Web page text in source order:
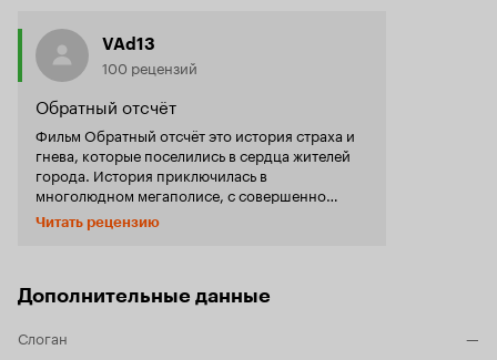
VAd13
100 рецензий
Обратный отсчёт
Фильм Обратный отсчёт это история страха и
гнева, которые поселились в сердца жителей
города. История приключилась в
многолюдном мегаполисе, с совершенно
обычной семьей, а точнее с маленьким
мальчиком, который оказался ни в то время ни
взрывчатки. Мужчина не выдвинул ни одного
выполнимого условия, лишь угрожал тем, что
подорвет мальчика в многолюдном месте.
Читать рецензию
Дополнительные данные
Слоган
—